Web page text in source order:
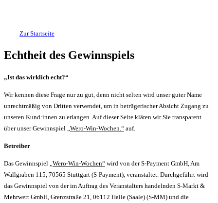
Zur Startseite
Echtheit des Gewinnspiels
„Ist das wirklich echt?“
Wir kennen diese Frage nur zu gut, denn nicht selten wird unser guter Name
unrechtmäßig von Dritten verwendet, um in betrügerischer Absicht Zugang zu
unseren Kund:innen zu erlangen. Auf dieser Seite klären wir Sie transparent
über unser Gewinnspiel
„Wero-Win-Wochen.“ auf.
Betreiber
Das Gewinnspiel „Wero-Win-Wochen“ wird von der S-Payment GmbH, Am
Wallgraben 115, 70565 Stuttgart (S-Payment), veranstaltet. Durchgeführt wird
das Gewinnspiel von der im Auftrag des Veranstalters handelnden S-Markt &
Mehrwert GmbH, Grenzstraße 21, 06112 Halle (Saale) (S-MM) und die